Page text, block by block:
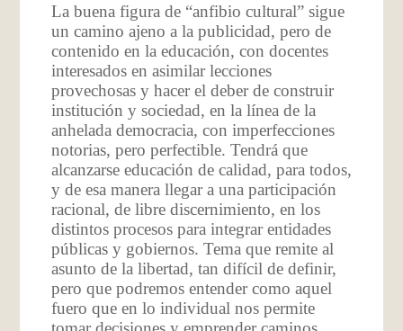
La buena figura de “anfibio cultural” sigue
un camino ajeno a la publicidad, pero de
contenido en la educación, con docentes
interesados en asimilar lecciones
provechosas y hacer el deber de construir
institución y sociedad, en la línea de la
anhelada democracia, con imperfecciones
notorias, pero perfectible. Tendrá que
alcanzarse educación de calidad, para todos,
y de esa manera llegar a una participación
racional, de libre discernimiento, en los
distintos procesos para integrar entidades
públicas y gobiernos. Tema que remite al
asunto de la libertad, tan difícil de definir,
pero que podremos entender como aquel
fuero que en lo individual nos permite